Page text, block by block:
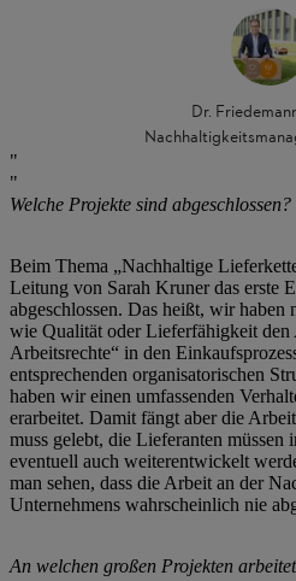
Dr.
Welche Projekte sind abgeschlossen?
Beim Thema „Nachhaltige
Leitung von Sarah Kruner das erste
abgeschlossen. Das heißt, wir haben
wie Qualität oder Lieferfähigkeit den
Arbeitsrechte“ in den
entsprechenden organisatorischen
haben wir einen umfassenden
erarbeitet. Damit fängt aber die
muss gelebt, die Lieferanten müssen
eventuell auch weiterentwickelt
man sehen, dass die Arbeit an der
Unternehmens wahrscheinlich nie
An welchen großen Projekten